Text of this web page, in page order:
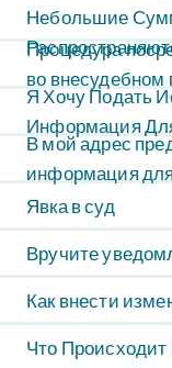
Небольшие
Процедура
во внесудебном
Я Хочу Подать
Информация
В мой адрес
информация
Явка в суд
Вручите
Как внести
Что